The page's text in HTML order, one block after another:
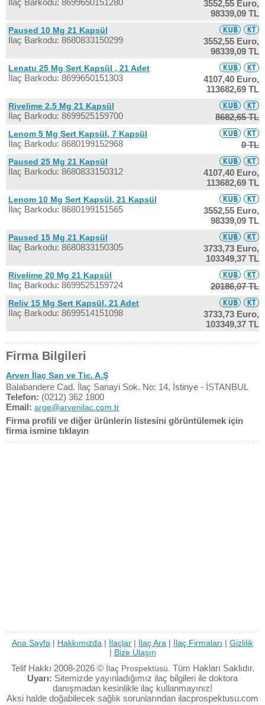
İlaç Barkodu: 8699650151280
3552,55 Euro,
98339,09 TL
Paused 10 Mg 21 Kapsül
İlaç Barkodu: 8680833150299
3552,55 Euro,
98339,09 TL
Lenatu 25 Mg Sert Kapsül , 21 Adet
İlaç Barkodu: 8699650151303
4107,40 Euro,
113682,69 TL
Rivelime 2.5 Mg 21 Kapsül
İlaç Barkodu: 8699525159700 8682,65 TL
Lenom 5 Mg Sert Kapsül, 7 Kapsül
İlaç Barkodu: 8680199152968 0 TL
Paused 25 Mg 21 Kapsül
İlaç Barkodu: 8680833150312
4107,40 Euro,
113682,69 TL
Lenom 10 Mg Sert Kapsül, 21 Kapsül
İlaç Barkodu: 8680199151565
3552,55 Euro,
98339,09 TL
Paused 15 Mg 21 Kapsül
İlaç Barkodu: 8680833150305
3733,73 Euro,
103349,37 TL
Rivelime 20 Mg 21 Kapsül
İlaç Barkodu: 8699525159724 20186,07 TL
Reliv 15 Mg Sert Kapsül, 21 Adet
İlaç Barkodu: 8699514151098
3733,73 Euro,
103349,37 TL
Firma Bilgileri
Arven İlaç San ve Tic. A.Ş
Balabandere Cad. İlaç Sanayi Sok. No: 14, İstinye - İSTANBUL
Telefon: (0212) 362 1800
Email: arge@arvenilac.com.tr
Firma profili ve diğer ürünlerin listesini görüntülemek için
firma ismine tıklayın
Ana Sayfa | Hakkımızda | İlaçlar | İlaç Ara | İlaç Firmaları | Gizlilik
| Bize Ulaşın
Telif Hakkı 2008-2026 © İlaç Prospektüsü. Tüm Hakları Saklıdır.
Uyarı: Sitemizde yayınladığımız ilaç bilgileri ile doktora
danışmadan kesinlikle ilaç kullanmayınız!
Aksi halde doğabilecek sağlık sorunlarından ilacprospektusu.com